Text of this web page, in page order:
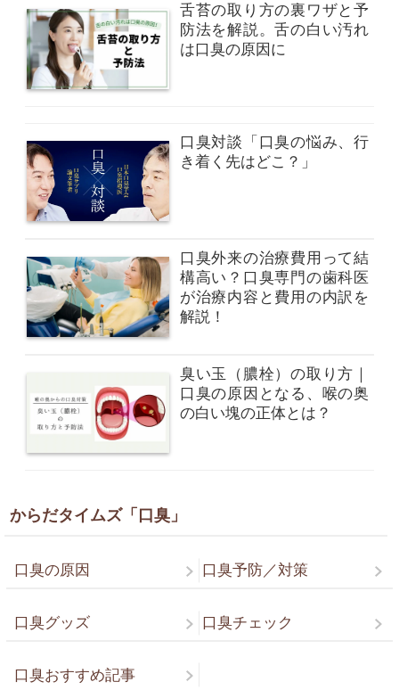
舌苔の取り方の裏ワザと予
防法を解説。舌の白い汚れ
は口臭の原因に
口臭対談「口臭の悩み、行
き着く先はどこ？」
口臭外来の治療費用って結
構高い？口臭専門の歯科医
が治療内容と費用の内訳を
解説！
臭い玉（膿栓）の取り方｜
口臭の原因となる、喉の奥
の白い塊の正体とは？
からだタイムズ「口臭」
口臭の原因 口臭予防／対策
口臭グッズ 口臭チェック
口臭おすすめ記事